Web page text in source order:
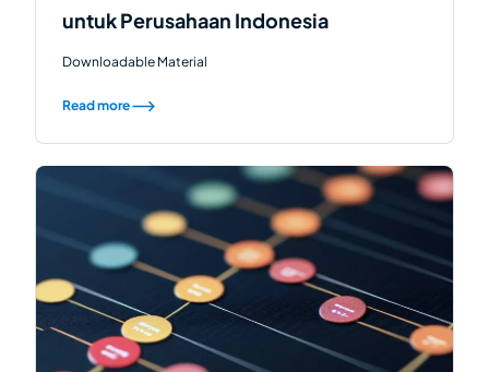
untuk Perusahaan Indonesia
Downloadable Material
Read more